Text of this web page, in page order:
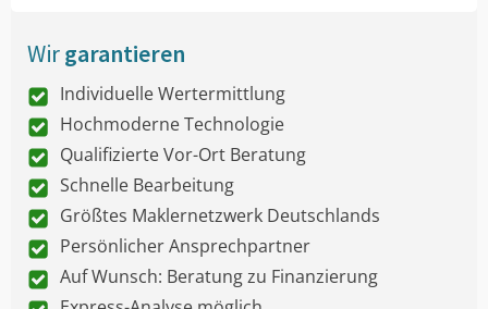
Wirgarantieren
Individuelle Wertermittlung
Hochmoderne Technologie
Qualifizierte Vor-Ort Beratung
Schnelle Bearbeitung
Größtes Maklernetzwerk Deutschlands
Persönlicher Ansprechpartner
Auf Wunsch: Beratung zu Finanzierung